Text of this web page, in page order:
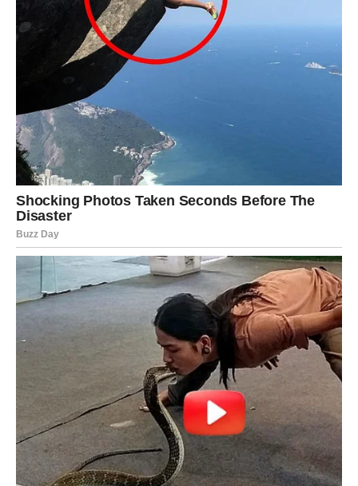
Na kraju, može se reći da je kumstvo mnogo više od
običaja. To je zavjet koji se ne sklapa zbog običaja, već
zbog ljubavi, poštovanja i povjerenja. To je obećanje da
ćeš kroz život hodati uz nekoga, ne samo u danima kada
sunce sija i kada je sve lako, već i onda kada se nebo
naoblači, kada se pojave iskušenja i kada je najpotrebnija
iskrena ljudska ruka.
Jer pravo kumstvo ne završava nakon jednog dana, jedne
proslave ili jednog potpisa. Ono traje cijeli život. Ono se
ne piše tintom, već se svakim dobrim djelom, svakim
zagrljajem, svakom pruženom rukom i svakom iskrenom
riječju iznova urezuje u srce. A ono što je jednom iskreno
zapisano u srcu, vrijeme nikada ne može izbrisati.